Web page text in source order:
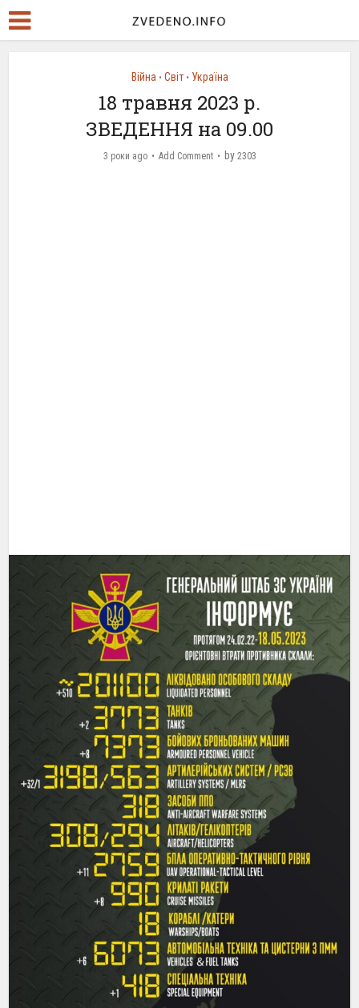
Війна • Світ • Україна
18 травня 2023 р.
ЗВЕДЕННЯ на 09.00
3 роки ago Add Comment by 2303